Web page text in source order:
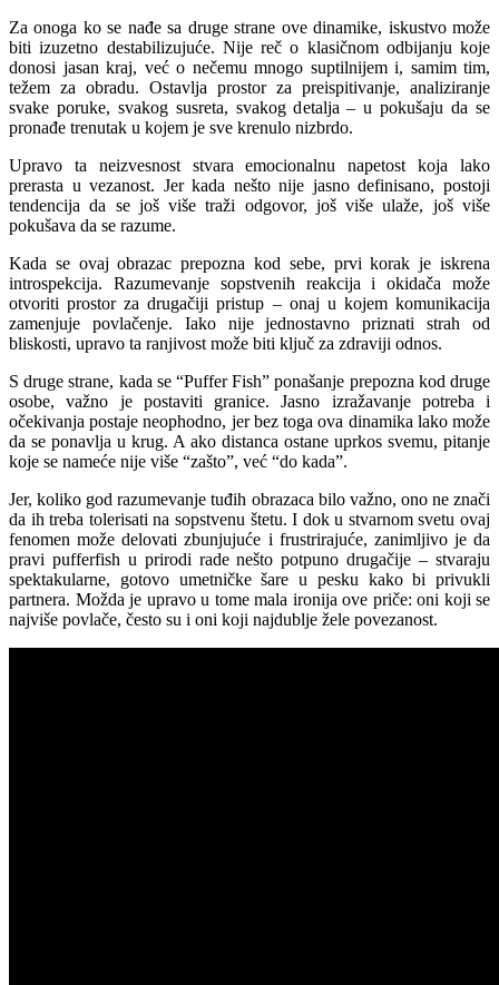
Za onoga ko se nađe sa druge strane ove dinamike, iskustvo može
biti izuzetno destabilizujuće. Nije reč o klasičnom odbijanju koje
donosi jasan kraj, već o nečemu mnogo suptilnijem i, samim tim,
težem za obradu. Ostavlja prostor za preispitivanje, analiziranje
svake poruke, svakog susreta, svakog detalja – u pokušaju da se
pronađe trenutak u kojem je sve krenulo nizbrdo.
Upravo ta neizvesnost stvara emocionalnu napetost koja lako
prerasta u vezanost. Jer kada nešto nije jasno definisano, postoji
tendencija da se još više traži odgovor, još više ulaže, još više
pokušava da se razume.
Kada se ovaj obrazac prepozna kod sebe, prvi korak je iskrena
introspekcija. Razumevanje sopstvenih reakcija i okidača može
otvoriti prostor za drugačiji pristup – onaj u kojem komunikacija
zamenjuje povlačenje. Iako nije jednostavno priznati strah od
bliskosti, upravo ta ranjivost može biti ključ za zdraviji odnos.
S druge strane, kada se “Puffer Fish” ponašanje prepozna kod druge
osobe, važno je postaviti granice. Jasno izražavanje potreba i
očekivanja postaje neophodno, jer bez toga ova dinamika lako može
da se ponavlja u krug. A ako distanca ostane uprkos svemu, pitanje
koje se nameće nije više “zašto”, već “do kada”.
Jer, koliko god razumevanje tuđih obrazaca bilo važno, ono ne znači
da ih treba tolerisati na sopstvenu štetu. I dok u stvarnom svetu ovaj
fenomen može delovati zbunjujuće i frustrirajuće, zanimljivo je da
pravi pufferfish u prirodi rade nešto potpuno drugačije – stvaraju
spektakularne, gotovo umetničke šare u pesku kako bi privukli
partnera. Možda je upravo u tome mala ironija ove priče: oni koji se
najviše povlače, često su i oni koji najdublje žele povezanost.